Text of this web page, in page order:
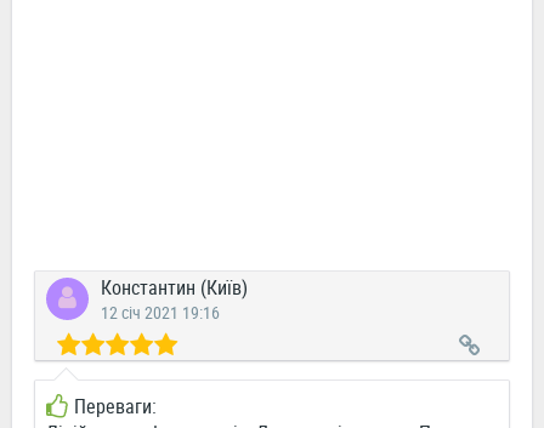
Константин (Київ)
12 січ 2021 19:16
Переваги: